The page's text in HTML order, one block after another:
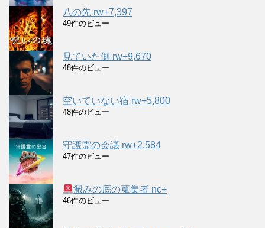
八の先 rw+7,397
49件のビュー
見ていた側 rw+9,670
48件のビュー
空いていない宿 rw+5,800
48件のビュー
守護霊の会議 rw+2,584
47件のビュー
澱みの底の蒐集者 nc+
46件のビュー